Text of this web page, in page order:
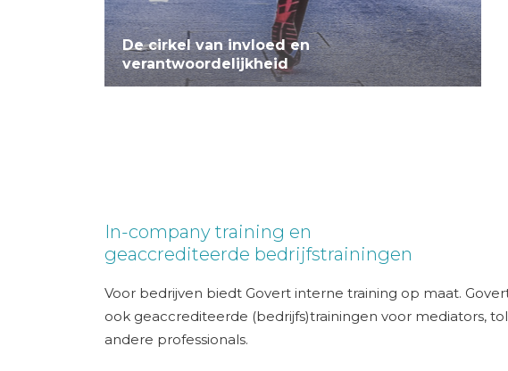
De cirkel van invloed en
verantwoordelijkheid
In-company training en
geaccrediteerde bedrijfstrainingen
Voor bedrijven biedt Govert interne training op maat.
ook geaccrediteerde (bedrijfs)trainingen voor mediators,
andere professionals.